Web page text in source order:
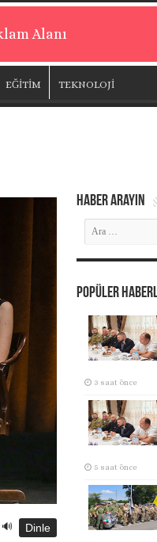
Alanı
EĞİTİM TEKNOLOJİ
🔊 Dinle
Haber Arayın
Popüler
3 saat önce
5 saat önce